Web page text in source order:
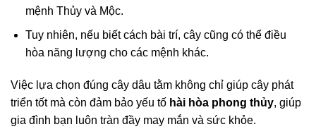
mệnh Thủy và Mộc.
Tuy nhiên, nếu biết cách bài trí, cây cũng có thể điều
hòa năng lượng cho các mệnh khác.
Việc lựa chọn đúng cây dâu tằm không chỉ giúp cây phát
triển tốt mà còn đảm bảo yếu tố hài hòa phong thủy, giúp
gia đình bạn luôn tràn đầy may mắn và sức khỏe.